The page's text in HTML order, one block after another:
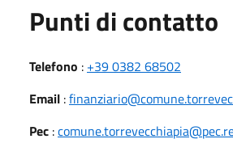
Punti di contatto
Telefono : +39 0382 68502
Email :
Pec :